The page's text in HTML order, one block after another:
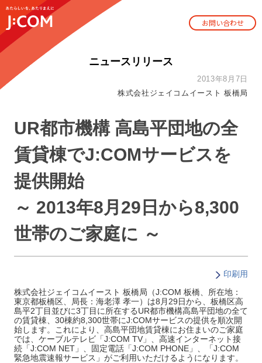
お問い合わせ
ニュースリリース
2013年8月7日
株式会社ジェイコムイースト 板橋局
UR都市機構 高島平団地の全
賃貸棟でJ:COMサービスを
提供開始
～ 2013年8月29日から8,300
世帯のご家庭に ～
印刷用
株式会社ジェイコムイースト 板橋局（J:COM 板橋、所在地：
東京都板橋区、局長：海老澤 孝一）は8月29日から、板橋区高
島平2丁目並びに3丁目に所在するUR都市機構高島平団地の全て
の賃貸棟、30棟約8,300世帯にJ:COMサービスの提供を順次開
始します。これにより、高島平団地賃貸棟にお住まいのご家庭
では、ケーブルテレビ「J:COM TV」、高速インターネット接
続「J:COM NET」、固定電話「J:COM PHONE」、「J:COM
緊急地震速報サービス」がご利用いただけるようになります。